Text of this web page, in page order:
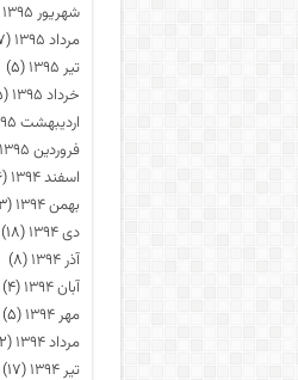
شهریور ۱۳۹۵
مرداد ۱۳۹۵
(۲۷)
تیر ۱۳۹۵
(۵)
خرداد ۱۳۹۵
(۵)
اردیبهشت ۱۳۹۵
فروردین ۱۳۹۵
اسفند ۱۳۹۴
(۱۶)
بهمن ۱۳۹۴
(۱۳)
دی ۱۳۹۴
(۱۸)
آذر ۱۳۹۴
(۸)
آبان ۱۳۹۴
(۴)
مهر ۱۳۹۴
(۵)
مرداد ۱۳۹۴
(۲۲)
تیر ۱۳۹۴
(۱۷)